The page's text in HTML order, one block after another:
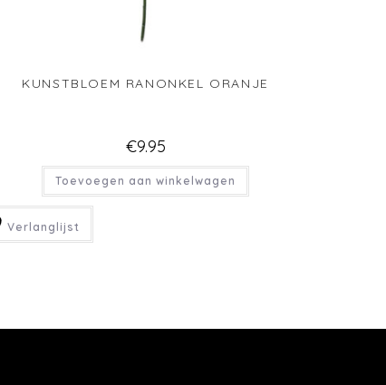
KUNSTBLOEM RANONKEL ORANJE
€9.95
Toevoegen aan winkelwagen
Verlanglijst